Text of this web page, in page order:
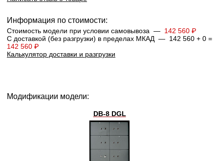
Информация по стоимости:
Стоимость модели при условии самовывоза — 142 560 ₽
С доставкой (без разгрузки) в пределах МКАД — 142 560 + 0 =
142 560 ₽
Калькулятор доставки и разгрузки
Модификации модели:
DB-8 DGL